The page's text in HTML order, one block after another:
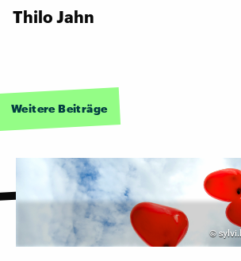
Thilo Jahn
Weitere Beiträge
©